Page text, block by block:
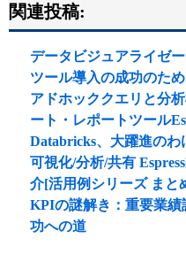
関連投稿:
データビジュアライゼ
ツール導入の成功のた
アドホッククエリと分
ート・レポートツール
Databricks、大躍進のわ
可視化/分析/共有
介[活用例シリーズ まと
KPIの謎解き：重要業
功への道